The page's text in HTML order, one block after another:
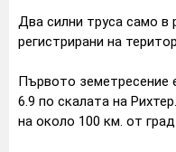
Два силни труса само в
регистрирани на
Първото земетресение
6.9 по скалата на
на около 100 км. от